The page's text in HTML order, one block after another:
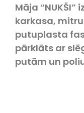
Māja
karkasa,
putuplasta
pārklāts ar
putām un